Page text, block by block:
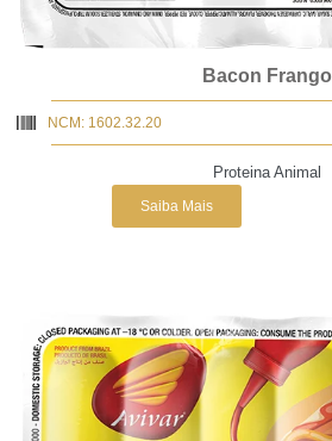
Bacon Frango
NCM: 1602.32.20
Proteina Animal
Saiba Mais